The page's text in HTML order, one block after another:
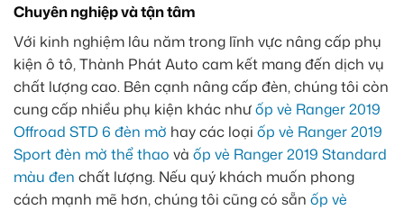
Chuyên nghiệp và tận tâm
Với kinh nghiệm lâu năm trong lĩnh vực nâng cấp phụ
kiện ô tô, Thành Phát Auto cam kết mang đến dịch vụ
chất lượng cao. Bên cạnh nâng cấp đèn, chúng tôi còn
cung cấp nhiều phụ kiện khác nhưốp vè Ranger 2019
Offroad STD 6 đèn mờ hay các loại ốp vè Ranger 2019
Sport đèn mờ thể thao và ốp vè Ranger 2019 Standard
màu đen chất lượng. Nếu quý khách muốn phong
cách mạnh mẽ hơn, chúng tôi cũng có sẵn ốp vè